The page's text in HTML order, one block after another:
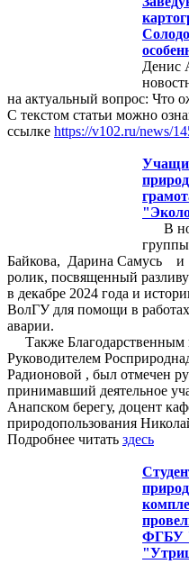
Денис
на актуальный вопрос: Что
С текстом статьи можно
ссылке https://v102.ru/news/
В
Байкова, Дарина Самусь
ролик, посвященный
в декабре 2024 года и
ВолГУ для помощи в
аварии.
Также
Руководителем
Радионовой , был отмечен
принимавший деятельное
Анапском берегу, доцент
природопользования
Подробнее читать здесь
ФГБУ